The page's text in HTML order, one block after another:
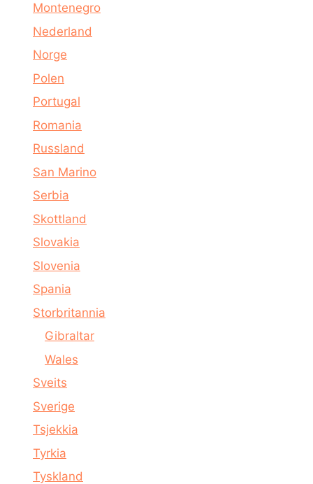
Montenegro
Nederland
Norge
Polen
Portugal
Romania
Russland
San Marino
Serbia
Skottland
Slovakia
Slovenia
Spania
Storbritannia
Gibraltar
Wales
Sveits
Sverige
Tsjekkia
Tyrkia
Tyskland